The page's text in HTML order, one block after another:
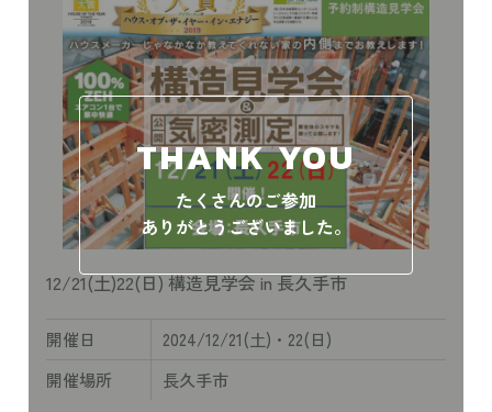
THANK YOU
たくさんのご参加
ありがとうございました。
12/21(土)22(日) 構造見学会 in 長久手市
開催日
2024/12/21(土)・22(日)
開催場所
長久手市